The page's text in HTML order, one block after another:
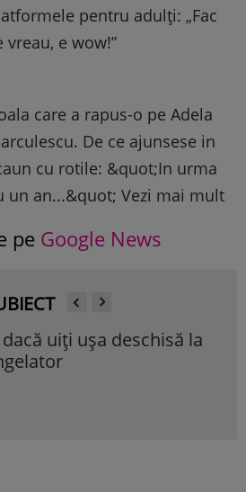
pentru adulți: „Fac
vreau, e wow!”
care a rapus-o pe Adela
De ce ajunsese in
cu rotile: &quot;In urma
un an...&quot; Vezi mai mult
pe Google News
la Serialul Netflix pe